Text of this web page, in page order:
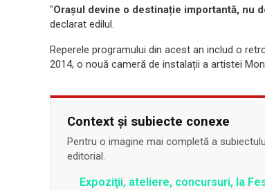
"Orașul devine o destinație importantă, nu
declarat edilul.
Reperele programului din acest an includ o
2014, o nouă cameră de instalații a artistei
Context și subiecte conexe
Pentru o imagine mai completă a
editorial.
Expoziţii, ateliere, concursuri, la